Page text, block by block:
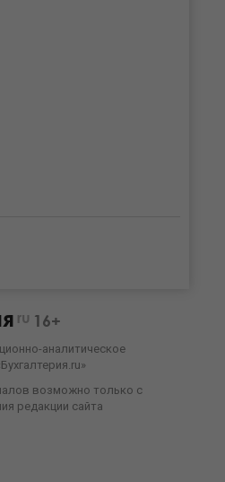
ru 16+
аналитическое
возможно только с
редакции сайта